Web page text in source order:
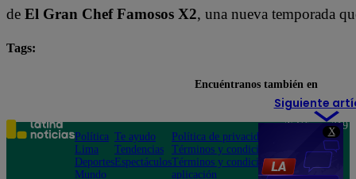
X
de El Gran Chef Famosos X2, una nueva temporada
Tags:
Siguiente
Encuéntranos también en
Política
Lima
Deportes
Mundo
Te ayudo
Tendencias
Espectáculos
Política de privacidad
Términos y condiciones
Términos y condiciones
aplicación
Teléfono: 219
Av. San
Felipe 968
Jesús María